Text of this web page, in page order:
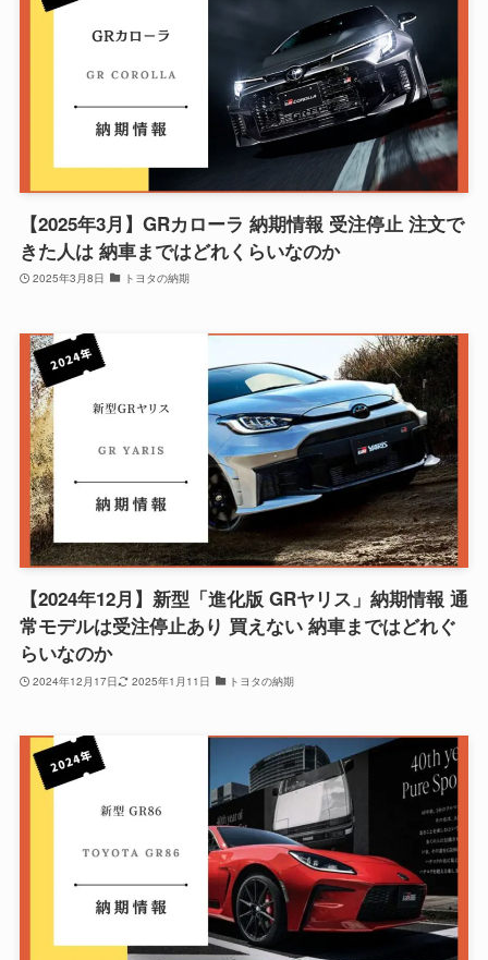
【2025年3月】GRカローラ 納期情報 受注停止 注文で
きた人は 納車まではどれくらいなのか
2025年3月8日 トヨタの納期
【2024年12月】新型「進化版 GRヤリス」納期情報 通
常モデルは受注停止あり 買えない 納車まではどれぐ
らいなのか
2024年12月17日 2025年1月11日 トヨタの納期